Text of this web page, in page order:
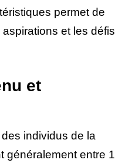
permet de
et les défis
et
individus de la
généralement entre 1